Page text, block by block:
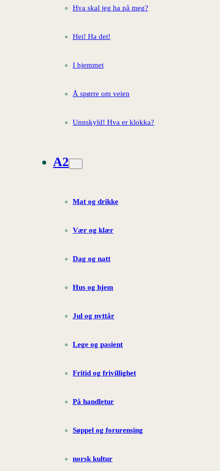
Hva skal jeg ha på meg?
Hei! Ha det!
I hjemmet
Å spørre om veien
Unnskyld! Hva er klokka?
A2
Mat og drikke
Vær og klær
Dag og natt
Hus og hjem
Jul og nyttår
Lege og pasient
Fritid og frivillighet
På handletur
Søppel og forurensing
norsk kultur